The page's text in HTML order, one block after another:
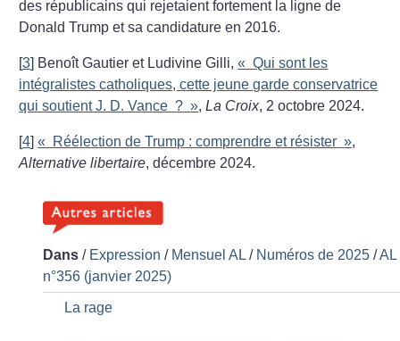
des républicains qui rejetaient fortement la ligne de
Donald Trump et sa candidature en 2016.
[3] Benoît Gautier et Ludivine Gilli,« Qui sont les
intégralistes catholiques, cette jeune garde conservatrice
qui soutient J. D. Vance ? »,La Croix, 2 octobre 2024.
[4]« Réélection de Trump : comprendre et résister »,
Alternative libertaire, décembre 2024.
Dans / Expression / Mensuel AL / Numéros de 2025 /AL
n°356 (janvier 2025)
La rage